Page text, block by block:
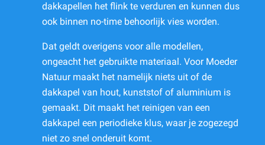
dakkapellen het flink te verduren en kunnen dus
ook binnen no-time behoorlijk vies worden.
Dat geldt overigens voor alle modellen,
ongeacht het gebruikte materiaal. Voor Moeder
Natuur maakt het namelijk niets uit of de
dakkapel van hout, kunststof of aluminium is
gemaakt. Dit maakt het reinigen van een
dakkapel een periodieke klus, waar je zogezegd
niet zo snel onderuit komt.